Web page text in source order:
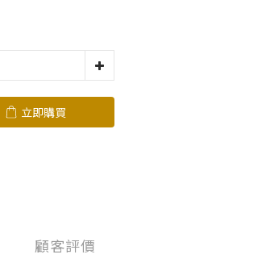
立即購買
顧客評價